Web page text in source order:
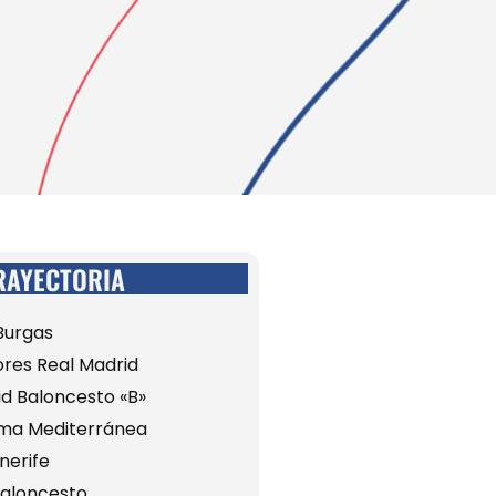
Real Madrid
Baloncesto «B»
Mediterránea